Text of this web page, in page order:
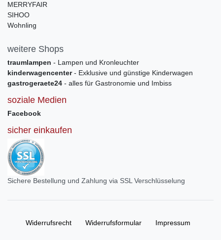
MERRYFAIR
SIHOO
Wohnling
weitere Shops
traumlampen - Lampen und Kronleuchter
kinderwagencenter- Exklusive und günstige Kinderwagen
gastrogeraete24 - alles für Gastronomie und Imbiss
soziale Medien
Facebook
sicher einkaufen
Sichere Bestellung und Zahlung via SSL Verschlüsselung
Widerrufs­recht Widerrufs­formular Impressum